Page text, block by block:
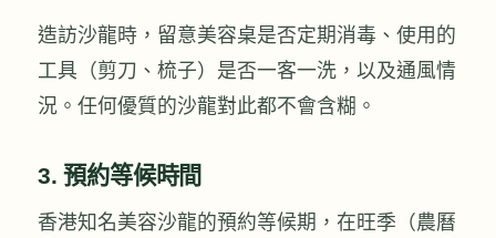
造訪沙龍時，留意美容桌是否定期消毒、使用的
工具（剪刀、梳子）是否一客一洗，以及通風情
況。任何優質的沙龍對此都不會含糊。
3. 預約等候時間
香港知名美容沙龍的預約等候期，在旺季（農曆